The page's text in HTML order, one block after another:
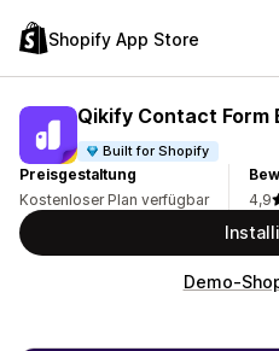
Shopify App Store
Qikify Contact Form
Built for Shopify
Preisgestaltung
Kostenloser Plan verfügbar
4,9
Demo-